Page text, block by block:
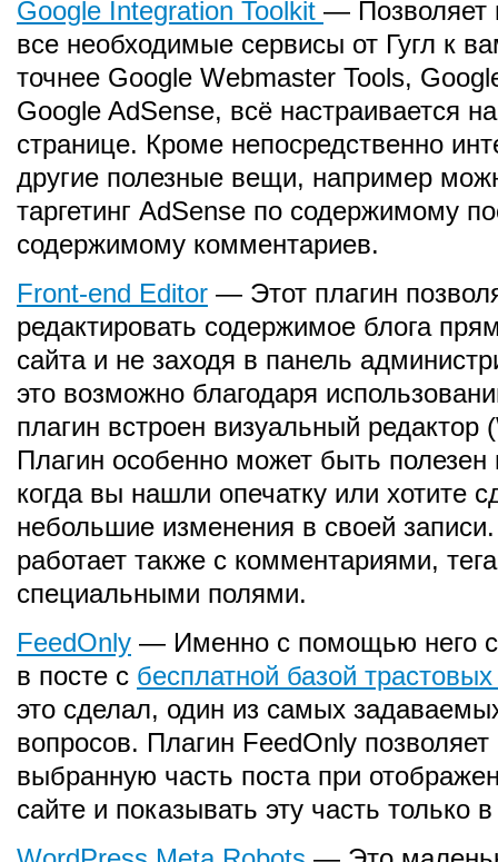
Google Integration Toolkit — Позволяет
все необходимые сервисы от Гугл к
точнее Google Webmaster Tools,
Google AdSense, всё настраивается
странице. Кроме непосредственно
другие полезные вещи, например
таргетинг AdSense по содержимому
содержимому комментариев.
Front-end Editor — Этот плагин
редактировать содержимое блога
сайта и не заходя в панель
это возможно благодаря
плагин встроен визуальный редактор
Плагин особенно может быть полезен
когда вы нашли опечатку или хотите
небольшие изменения в своей
работает также с комментариями,
специальными полями.
FeedOnly — Именно с помощью него
в посте с бесплатной базой
это сделал, один из самых
вопросов. Плагин FeedOnly позволяет
выбранную часть поста при
сайте и показывать эту часть только